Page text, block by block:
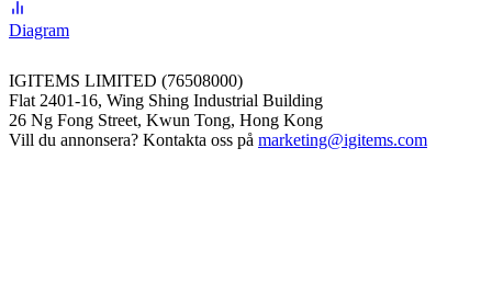
Diagram
IGITEMS LIMITED (76508000)
Flat 2401-16, Wing Shing Industrial Building
26 Ng Fong Street, Kwun Tong, Hong Kong
Vill du annonsera? Kontakta oss på marketing@igitems.com